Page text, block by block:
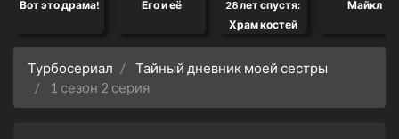
Вот это драма! Его и её
28 лет спустя:
Храм костей
Майкл
Турбосериал
Тайный дневник моей сестры
1 сезон 2 серия